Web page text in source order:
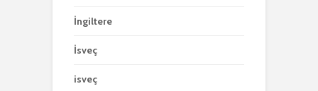
İngiltere
İsveç
isveç